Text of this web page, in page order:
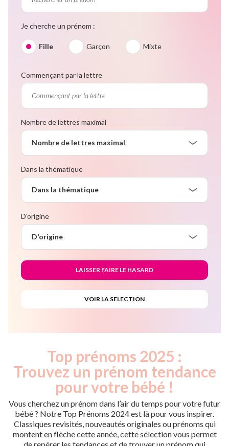
Je cherche un prénom :
Fille Garçon Mixte
Commençant par la lettre
Nombre de lettres maximal
Nombre de lettres maximal
Dans la thématique
Dans la thématique
D'origine
D'origine
Top prénoms 2025 :
Trouvez un prénom tendance
pour votre bébé !
Vous cherchez un prénom dans l’air du temps pour votre futur
bébé ? Notre Top Prénoms 2024 est là pour vous inspirer.
Classiques revisités, nouveautés originales ou prénoms qui
montent en flèche cette année, cette sélection vous permet
de repérer les tendances et de trouver un prénom qui